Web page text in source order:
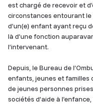
est chargé de recevoir et
circonstances entourant
d’un(e) enfant ayant reçu
là d’une fonction
l’intervenant.
Depuis, le Bureau de
enfants, jeunes et familles
de jeunes personnes
sociétés d’aide à